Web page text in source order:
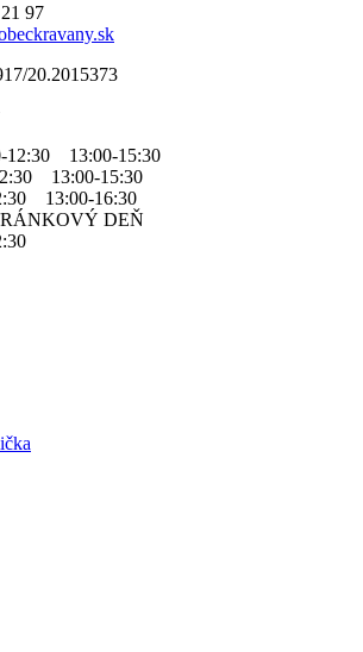
97
20.2015373
12:30 13:00-15:30
13:00-15:30
13:00-16:30
DEŇ
12:30